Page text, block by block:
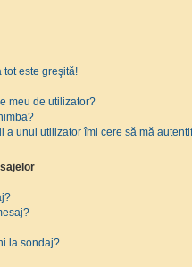
tot este greşită!
meu de utilizator?
a unui utilizator îmi cere să mă
la sondaj?